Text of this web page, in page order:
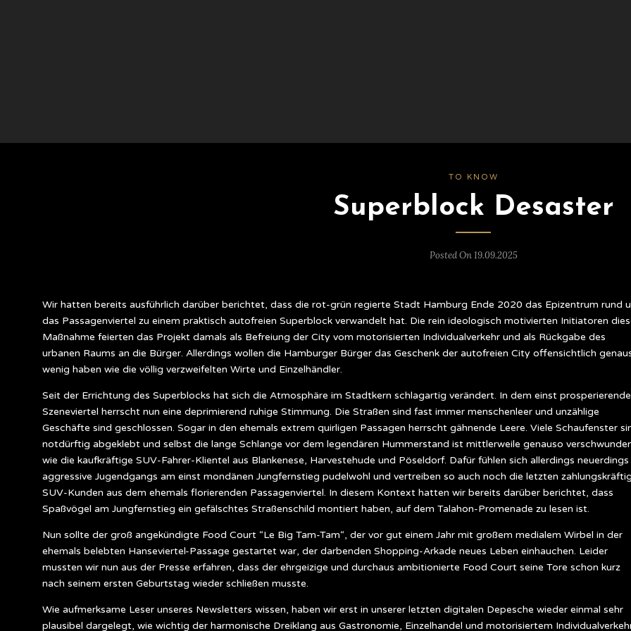
TO KNOW
Superblock Desaster
Posted On 19.09.2025
Wir hatten bereits ausführlich darüber berichtet, dass die rot-grün regierte Stadt Hamburg Ende 2020 das Epizentrum rund
das Passagenviertel zu einem praktisch autofreien Superblock verwandelt hat. Die rein ideologisch motivierten Initiatoren
Maßnahme feierten das Projekt damals als Befreiung der City vom motorisierten Individualverkehr und als Rückgabe des
urbanen Raums an die Bürger. Allerdings wollen die Hamburger Bürger das Geschenk der autofreien City offensichtlich
wenig haben wie die völlig verzweifelten Wirte und Einzelhändler.
Seit der Errichtung des Superblocks hat sich die Atmosphäre im Stadtkern schlagartig verändert. In dem einst
Szeneviertel herrscht nun eine deprimierend ruhige Stimmung. Die Straßen sind fast immer menschenleer und unzählige
Geschäfte sind geschlossen. Sogar in den ehemals extrem quirligen Passagen herrscht gähnende Leere. Viele Schaufenster
notdürftig abgeklebt und selbst die lange Schlange vor dem legendären Hummerstand ist mittlerweile genauso
wie die kaufkräftige SUV-Fahrer-Klientel aus Blankenese, Harvestehude und Pöseldorf. Dafür fühlen sich allerdings neuerdings
aggressive Jugendgangs am einst mondänen Jungfernstieg pudelwohl und vertreiben so auch noch die letzten
SUV-Kunden aus dem ehemals florierenden Passagenviertel. In diesem Kontext hatten wir bereits darüber berichtet, dass
Spaßvögel am Jungfernstieg ein gefälschtes Straßenschild montiert haben, auf dem Talahon-Promenade zu lesen ist.
Nun sollte der groß angekündigte Food Court “Le Big Tam-Tam“, der vor gut einem Jahr mit großem medialem Wirbel in der
ehemals belebten Hanseviertel-Passage gestartet war, der darbenden Shopping-Arkade neues Leben einhauchen. Leider
mussten wir nun aus der Presse erfahren, dass der ehrgeizige und durchaus ambitionierte Food Court seine Tore schon kurz
nach seinem ersten Geburtstag wieder schließen musste.
Wie aufmerksame Leser unseres Newsletters wissen, haben wir erst in unserer letzten digitalen Depesche wieder einmal sehr
plausibel dargelegt, wie wichtig der harmonische Dreiklang aus Gastronomie, Einzelhandel und motorisiertem